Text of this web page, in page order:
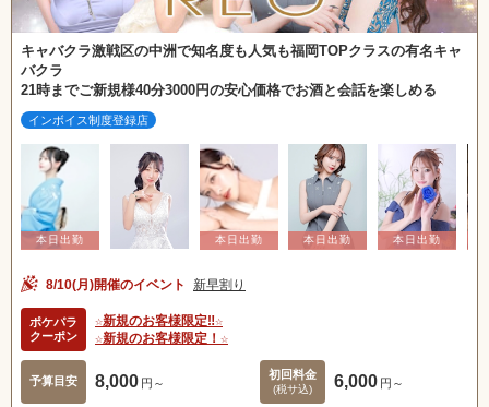
キャバクラ激戦区の中洲で知名度も人気も福岡TOPクラスの有名キャ
バクラ
21時までご新規様40分3000円の安心価格でお酒と会話を楽しめる
インボイス制度登録店
8/10(月)開催のイベント 新早割り
ポケパラ
クーポン
☆新規のお客様限定‼️☆
☆新規のお客様限定！☆
予算目安 8,000 円～
初回料金
(税サ込) 6,000 円～